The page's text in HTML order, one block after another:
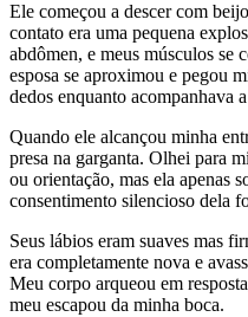
Ele começou a descer com
contato era uma pequena
abdômen, e meus músculos se
esposa se aproximou e pegou
dedos enquanto acompanhava
Quando ele alcançou minha
presa na garganta. Olhei para
ou orientação, mas ela apenas
consentimento silencioso dela
Seus lábios eram suaves mas
era completamente nova e
Meu corpo arqueou em
meu escapou da minha boca.